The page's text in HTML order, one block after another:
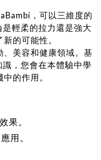
，可以三維度的
輕柔的拉力還是強大
的可能性。
美容和健康領域。基
，您會在本體驗中學
的作用。
果。
用 。